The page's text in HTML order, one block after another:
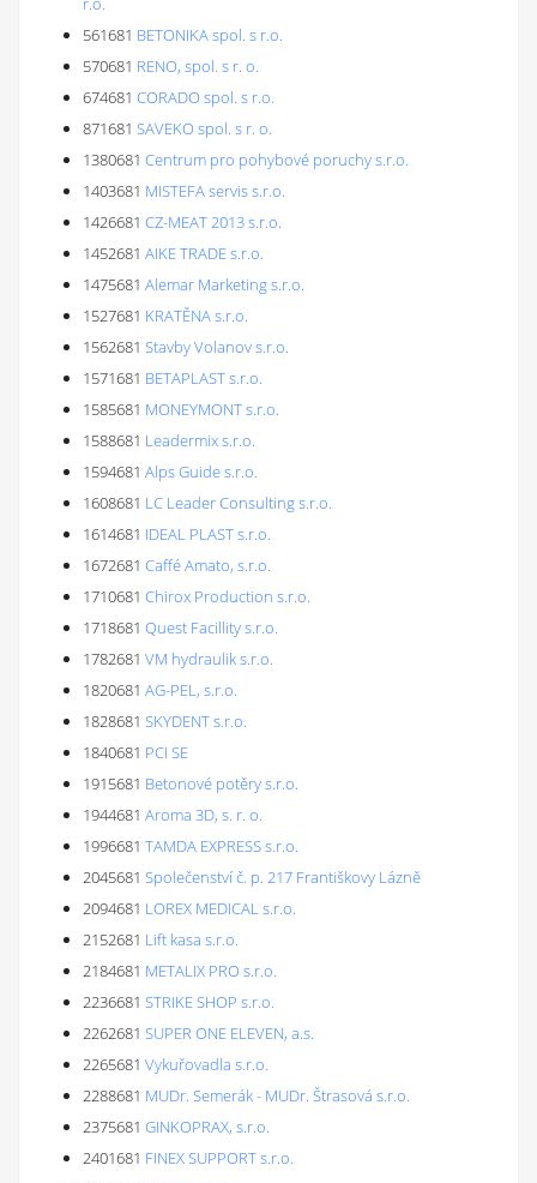
561681 BETONIKA spol. s r.o.
570681 RENO, spol. s r. o.
674681 CORADO spol. s r.o.
871681 SAVEKO spol. s r. o.
1380681 Centrum pro pohybové poruchy s.r.o.
1403681 MISTEFA servis s.r.o.
1426681 CZ-MEAT 2013 s.r.o.
1452681 AIKE TRADE s.r.o.
1475681 Alemar Marketing s.r.o.
1527681 KRATĚNA s.r.o.
1562681 Stavby Volanov s.r.o.
1571681 BETAPLAST s.r.o.
1585681 MONEYMONT s.r.o.
1588681 Leadermix s.r.o.
1594681 Alps Guide s.r.o.
1608681 LC Leader Consulting s.r.o.
1614681 IDEAL PLAST s.r.o.
1672681 Caffé Amato, s.r.o.
1710681 Chirox Production s.r.o.
1718681 Quest Facillity s.r.o.
1782681 VM hydraulik s.r.o.
1820681 AG-PEL, s.r.o.
1828681 SKYDENT s.r.o.
1840681 PCI SE
1915681 Betonové potěry s.r.o.
1944681 Aroma 3D, s. r. o.
1996681 TAMDA EXPRESS s.r.o.
2045681 Společenství č. p. 217 Františkovy Lázně
2094681 LOREX MEDICAL s.r.o.
2152681 Lift kasa s.r.o.
2184681 METALIX PRO s.r.o.
2236681 STRIKE SHOP s.r.o.
2262681 SUPER ONE ELEVEN, a.s.
2265681 Vykuřovadla s.r.o.
2288681 MUDr. Semerák - MUDr. Štrasová s.r.o.
2375681 GINKOPRAX, s.r.o.
2401681 FINEX SUPPORT s.r.o.